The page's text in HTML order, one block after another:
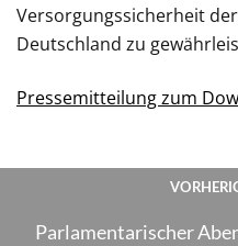
Versorgungssicherheit
Deutschland zu
Pressemitteilung zum
Parlamentarischer